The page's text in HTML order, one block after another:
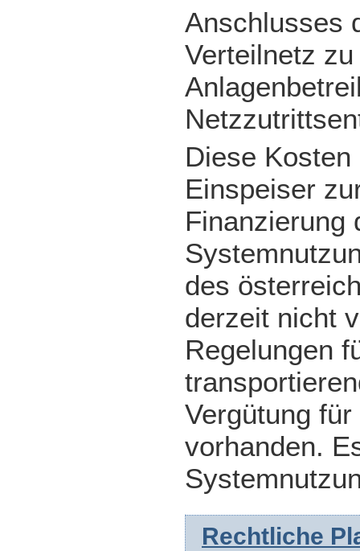
Anschlusses
Verteilnetz
Diese
Einspeiser
Finanzierung
des
derzeit nicht
Regelungen
Vergütung
vorhanden.
Rechtliche